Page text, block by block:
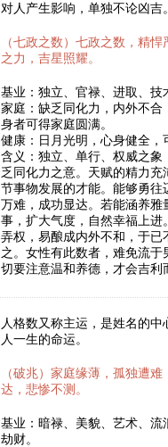
对人产生影响，单独不论凶吉。
（七政之数）七政之数，精悍
之力，吉星照耀。
基业：独立、官禄、进取、技
家庭：缺乏同化力，内外不合
身者可得家庭圆满。
健康：日月光明，心身健全，
含义：独立、单行、权威之象
乏同化力之意。天赋的精力充
节事物发展的才能。能够勇往
万难，成功显达。若能涵养雅
事，扩大气度，自然幸福上进
弄权，易酿成内外不和，于已
之。女性有此数者，难免流于
切要注意温和养德，才会吉利
人格数又称主运，是姓名的中
人一生的命运。
（破兆）家庭缘薄，孤独遭难
达，悲惨不测。
基业：暗禄、美貌、艺术、流
劫财。